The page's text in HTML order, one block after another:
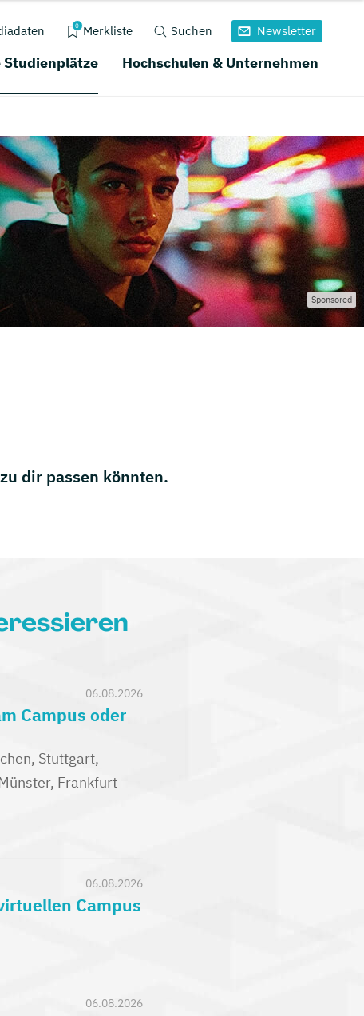
0 Merkliste Suchen Newsletter
Studienplätze Hochschulen & Unternehmen
Sponsored
dir passen könnten.
06.08.2026
Campus oder
Stuttgart,
Frankfurt
06.08.2026
Campus
06.08.2026